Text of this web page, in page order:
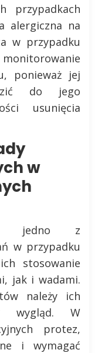
przypadkach
alergiczna na
w przypadku
ponieważ jej
do jego
usunięcia
w
jedno z
w przypadku
stosowanie
jak i wadami.
należy ich
wygląd. W
protez,
i wymagać